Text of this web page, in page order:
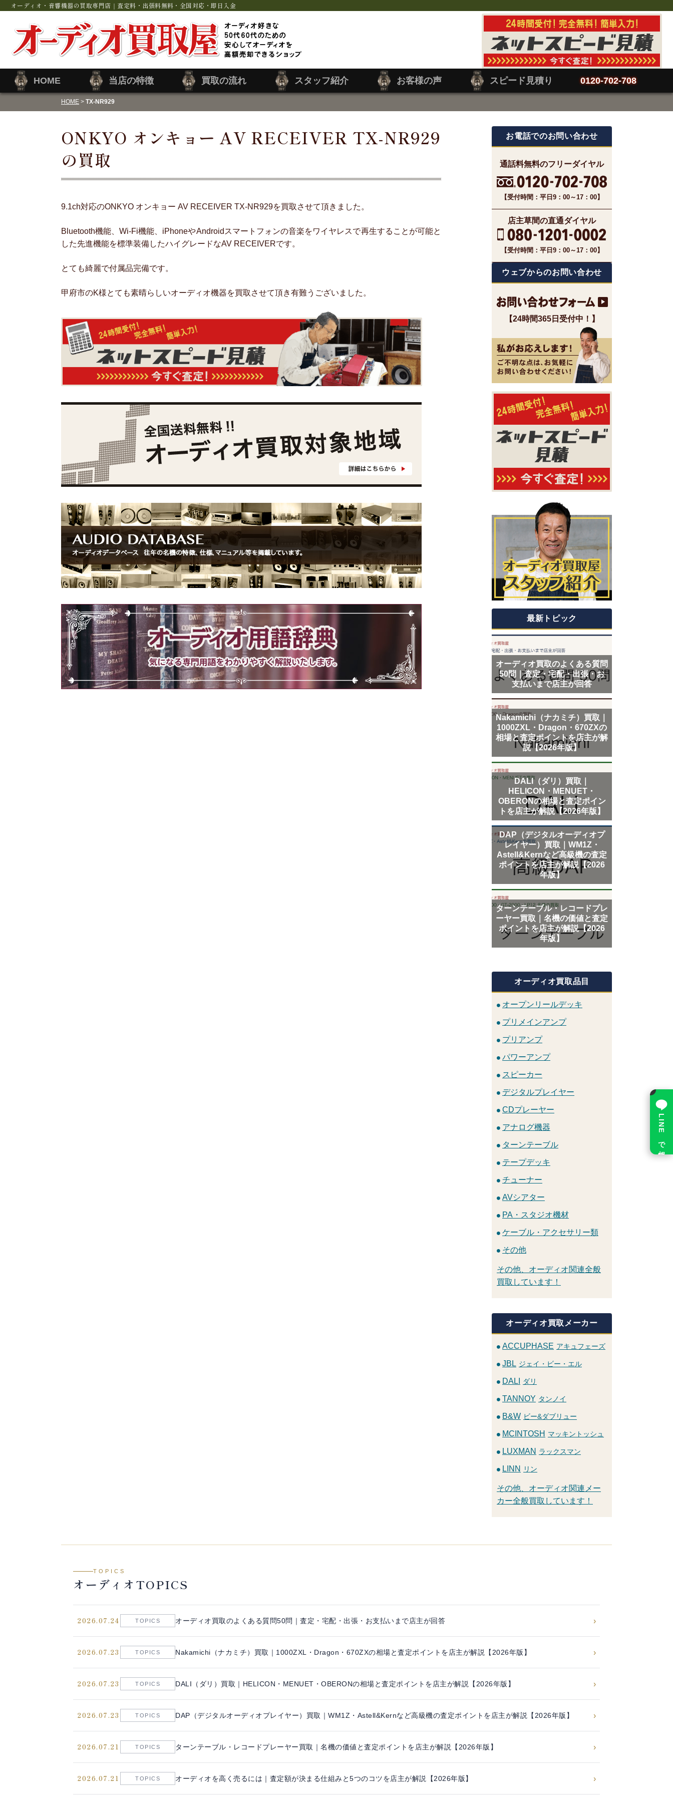
オーディオ・音響機器の買取専門店｜査定料・出張料無料・全国対応・即日入金
HOME 当店の特徴 買取の流れ スタッフ紹介 お客様の声 スピード見積り 0120-702-708
HOME > TX-NR929
ONKYO オンキョー AV RECEIVER TX-NR929
の買取
9.1ch対応のONKYO オンキョー AV RECEIVER TX-NR929を買取させて頂きました。
Bluetooth機能、Wi-Fi機能、iPhoneやAndroidスマートフォンの音楽をワイヤレスで再生することが可能と
した先進機能を標準装備したハイグレードなAV RECEIVERです。
とても綺麗で付属品完備です。
甲府市のK様とても素晴らしいオーディオ機器を買取させて頂き有難うございました。
お電話でのお問い合わせ
通話料無料のフリーダイヤル
【受付時間：平日9：00～17：00】
店主草間の直通ダイヤル
【受付時間：平日9：00～17：00】
ウェブからのお問い合わせ
【24時間365日受付中！】
最新トピック
オーディオ買取のよくある質問
50問｜査定・宅配・出張・お
支払いまで店主が回答
Nakamichi（ナカミチ）買取｜
1000ZXL・Dragon・670ZXの
相場と査定ポイントを店主が解
説【2026年版】
DALI（ダリ）買取｜
HELICON・MENUET・
OBERONの相場と査定ポイン
トを店主が解説【2026年版】
DAP（デジタルオーディオプ
レイヤー）買取｜WM1Z・
Astell&Kernなど高級機の査定
ポイントを店主が解説【2026
年版】
ターンテーブル・レコードプレ
ーヤー買取｜名機の価値と査定
ポイントを店主が解説【2026
年版】
オーディオ買取品目
オープンリールデッキ
プリメインアンプ
プリアンプ
パワーアンプ
スピーカー
デジタルプレイヤー
CDプレーヤー
アナログ機器
ターンテーブル
テープデッキ
チューナー
AVシアター
PA・スタジオ機材
ケーブル・アクセサリー類
その他
その他、オーディオ関連全般
買取しています！
オーディオ買取メーカー
ACCUPHASE アキュフェーズ
JBL ジェイ・ビー・エル
DALI ダリ
TANNOY タンノイ
B&W ビー&ダブリュー
MCINTOSH マッキントッシュ
LUXMAN ラックスマン
LINN リン
その他、オーディオ関連メー
カー全般買取しています！
TOPICS
オーディオTOPICS
2026.07.24 TOPICS オーディオ買取のよくある質問50問｜査定・宅配・出張・お支払いまで店主が回答 ›
2026.07.23 TOPICS Nakamichi（ナカミチ）買取｜1000ZXL・Dragon・670ZXの相場と査定ポイントを店主が解説【2026年版】 ›
2026.07.23 TOPICS DALI（ダリ）買取｜HELICON・MENUET・OBERONの相場と査定ポイントを店主が解説【2026年版】 ›
2026.07.23 TOPICS DAP（デジタルオーディオプレイヤー）買取｜WM1Z・Astell&Kernなど高級機の査定ポイントを店主が解説【2026年版】 ›
2026.07.21 TOPICS ターンテーブル・レコードプレーヤー買取｜名機の価値と査定ポイントを店主が解説【2026年版】 ›
2026.07.21 TOPICS オーディオを高く売るには｜査定額が決まる仕組みと5つのコツを店主が解説【2026年版】 ›
LINE で相談
×